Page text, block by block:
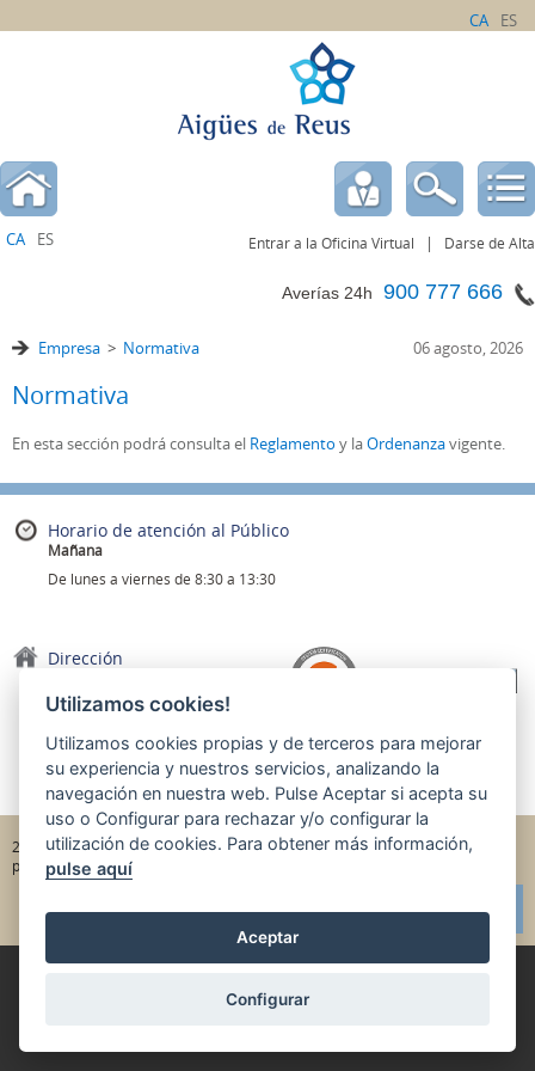
CA ES
CA ES Entrar a la Oficina Virtual | Darse de Alta
Averías 24h 900 777 666
06 agosto, 2026
Empresa > Normativa
Normativa
En esta sección podrá consulta el Reglamento y laOrdenanzavigente.
Horario de atención al Público
Mañana
De lunes a viernes de 8:30 a 13:30
Dirección
Tel. 900 774 000
E-mail aigues@aiguesdereus.cat
43201 Reus
2022 - Aigües de Reus | Información básica RGPD |
Política de
privacidad
| Aviso legal
Utilizamos cookies!
Utilizamos cookies propias y de terceros para mejorar
su experiencia y nuestros servicios, analizando la
navegación en nuestra web. Pulse Aceptar si acepta su
uso o Configurar para rechazar y/o configurar la
utilización de cookies. Para obtener más información,
pulse aquí
Aceptar
Configurar